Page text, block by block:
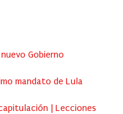
Gobierno
mandato de Lula
| Lecciones